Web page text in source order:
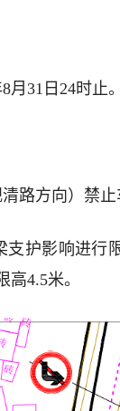
月31日24时止。
路方向）禁止
支护影响进行
4.5米。